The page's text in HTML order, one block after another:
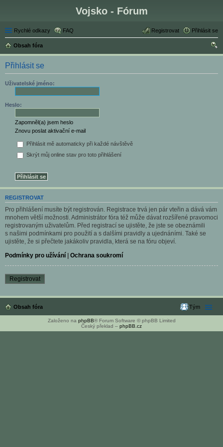
Vojsko - Fórum
Rychlé odkazy FAQ Přihlásit se
Registrovat
Obsah fóra
led
Přihlásit se
Uživatelské jméno:
Heslo:
Zapomněl(a) jsem heslo
Znovu poslat aktivační e-mail
Přihlásit mě automaticky při každé návštěvě
Skrýt můj online stav pro toto přihlášení
REGISTROVAT
Pro přihlášení musíte být registrován. Registrace trvá jen pár vteřin a dává vám
mnohem větší možnosti. Administrátor fóra též může dávat rozšířené pravomoci
registrovaným uživatelům. Před registrací se ujistěte, že jste se obeznámili
s našimi podmínkami pro použití a s dalšími pravidly a ujednáními. Také se
ujistěte, že si přečtete jakákoliv pravidla, která se na fóru objeví.
Podmínky pro užívání | Ochrana soukromí
Registrovat
Obsah fóra Tým
Založeno na phpBB® Forum Software © phpBB Limited
Český překlad – phpBB.cz